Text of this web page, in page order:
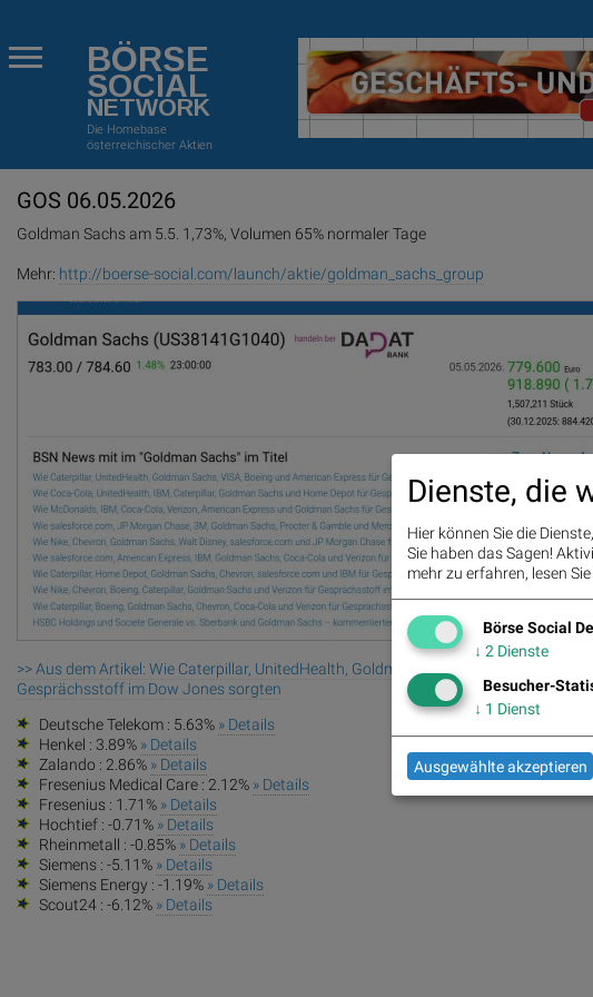
BÖRSE
SOCIAL
NETWORK
Die Homebase
österreichischer Aktien
GOS 06.05.2026
Goldman Sachs am 5.5. 1,73%, Volumen 65% normaler Tage
Mehr: http://boerse-social.com/launch/aktie/goldman_sachs_group
>> Aus dem Artikel: Wie Caterpillar, UnitedHealth, Goldman Sachs, VISA, Boeing und
Gesprächsstoff im Dow Jones sorgten
Deutsche Telekom : 5.63% » Details
Henkel : 3.89% » Details
Zalando : 2.86% » Details
Fresenius Medical Care : 2.12% » Details
Fresenius : 1.71% » Details
Hochtief : -0.71% » Details
Rheinmetall : -0.85% » Details
Siemens : -5.11% » Details
Siemens Energy : -1.19% » Details
Scout24 : -6.12% » Details
Dienste, die
Hier können Sie die
Sie haben das Sagen!
mehr zu erfahren, lesen
Börse Social
↓ 2 Dienste
Besucher-
↓ 1 Dienst
Ausgewählte akzeptieren